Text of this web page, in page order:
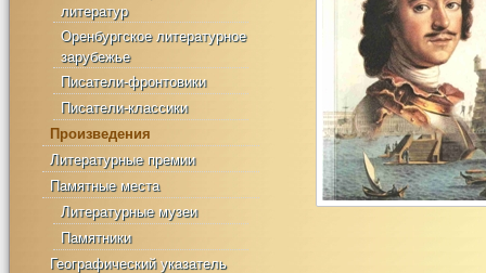
литератур
Оренбургское литературное
зарубежье
Писатели-фронтовики
Писатели-классики
Произведения
Литературные премии
Памятные места
Литературные музеи
Памятники
Географический указатель